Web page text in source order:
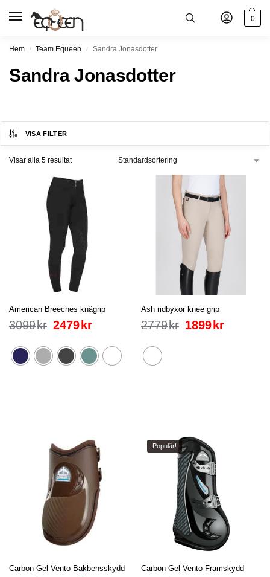
0
Hem / Team Equeen / Sandra Jonasdotter
Sandra Jonasdotter
VISA FILTER
Visar alla 5 resultat
American Breeches knägrip
3099kr 2479 kr
Ash ridbyxor knee grip
2779kr 1899 kr
Carbon Gel Vento Bakbensskydd
Populär!
Carbon Gel Vento Framskydd